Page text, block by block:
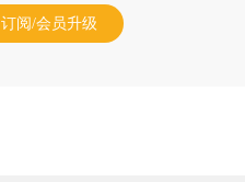
订阅/会员升级